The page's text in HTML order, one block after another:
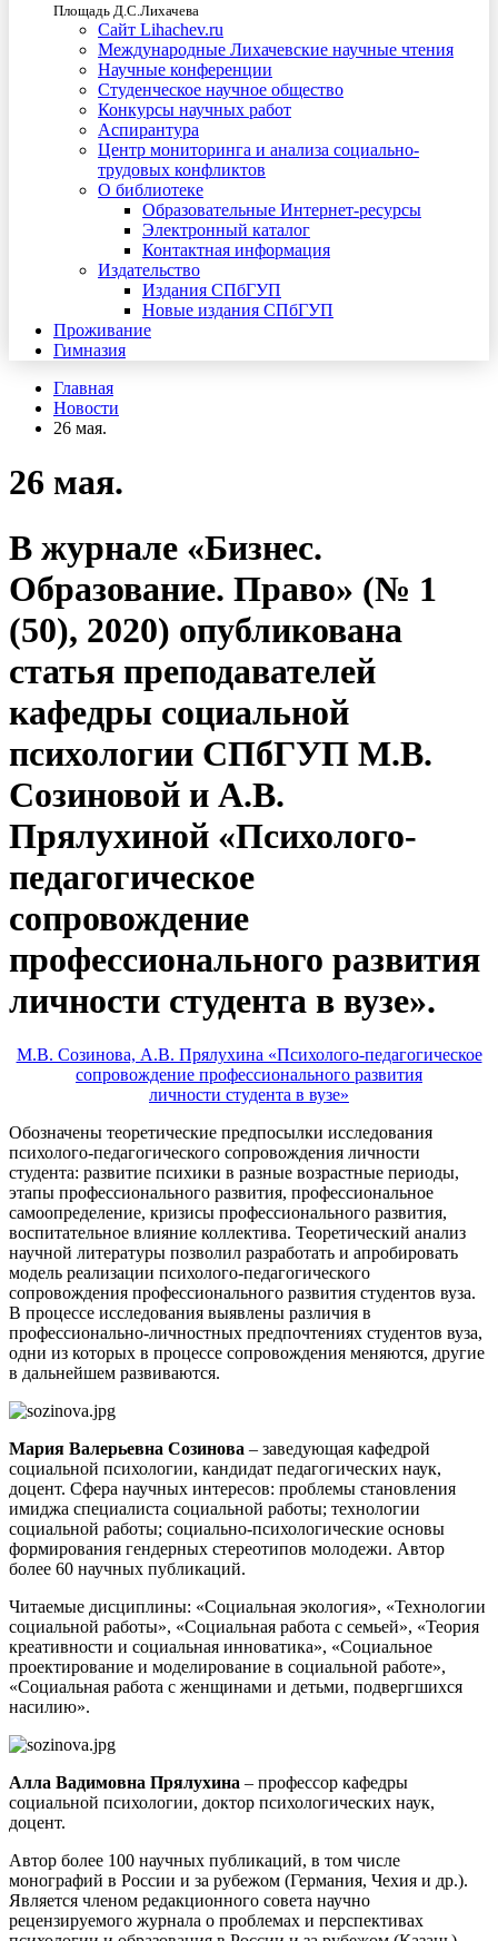
Площадь Д.С.Лихачева
Сайт Lihachev.ru
Международные Лихачевские научные чтения
Научные конференции
Студенческое научное общество
Конкурсы научных работ
Аспирантура
Центр мониторинга и анализа социально-
трудовых конфликтов
О библиотеке
Образовательные Интернет-ресурсы
Электронный каталог
Контактная информация
Издательство
Издания СПбГУП
Новые издания СПбГУП
Проживание
Гимназия
Главная
Новости
26 мая.
26 мая.
В журнале «Бизнес.
Образование. Право» (№ 1
(50), 2020) опубликована
статья преподавателей
кафедры социальной
психологии СПбГУП М.В.
Созиновой и А.В.
Прялухиной «Психолого-
педагогическое
сопровождение
профессионального развития
личности студента в вузе».
М.В. Созинова, А.В. Прялухина «Психолого-педагогическое
сопровождение профессионального развития
личности студента в вузе»
Обозначены теоретические предпосылки исследования
психолого-педагогического сопровождения личности
студента: развитие психики в разные возрастные периоды,
этапы профессионального развития, профессиональное
самоопределение, кризисы профессионального развития,
воспитательное влияние коллектива. Теоретический анализ
научной литературы позволил разработать и апробировать
модель реализации психолого-педагогического
сопровождения профессионального развития студентов вуза.
В процессе исследования выявлены различия в
профессионально-личностных предпочтениях студентов вуза,
одни из которых в процессе сопровождения меняются, другие
в дальнейшем развиваются.
Мария Валерьевна Созинова – заведующая кафедрой
социальной психологии, кандидат педагогических наук,
доцент. Сфера научных интересов: проблемы становления
имиджа специалиста социальной работы; технологии
социальной работы; социально-психологические основы
формирования гендерных стереотипов молодежи. Автор
более 60 научных публикаций.
Читаемые дисциплины: «Социальная экология», «Технологии
социальной работы», «Социальная работа с семьей», «Теория
креативности и социальная инноватика», «Социальное
проектирование и моделирование в социальной работе»,
«Социальная работа с женщинами и детьми, подвергшихся
насилию».
Алла Вадимовна Прялухина – профессор кафедры
социальной психологии, доктор психологических наук,
доцент.
Автор более 100 научных публикаций, в том числе
монографий в России и за рубежом (Германия, Чехия и др.).
Является членом редакционного совета научно
рецензируемого журнала о проблемах и перспективах